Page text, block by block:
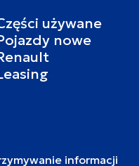
używane
nowe
informacji